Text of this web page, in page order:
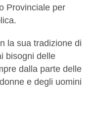
Provinciale per
la sua tradizione di
bisogni delle
dalla parte delle
e degli uomini